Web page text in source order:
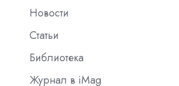
Новости
Статьи
Библиотека
Журнал в iMag